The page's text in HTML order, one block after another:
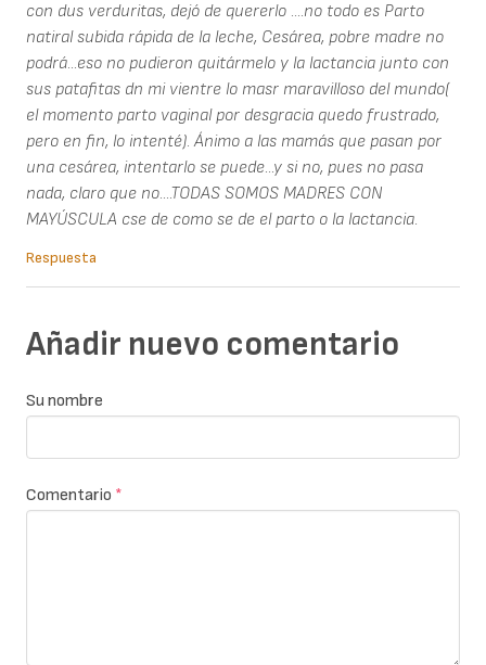
con dus verduritas, dejó de quererlo ....no todo es Parto
natiral subida rápida de la leche, Cesárea, pobre madre no
podrá...eso no pudieron quitármelo y la lactancia junto con
sus patafitas dn mi vientre lo masr maravilloso del mundo(
el momento parto vaginal por desgracia quedo frustrado,
pero en fin, lo intenté). Ánimo a las mamás que pasan por
una cesárea, intentarlo se puede...y si no, pues no pasa
nada, claro que no....TODAS SOMOS MADRES CON
MAYÚSCULA cse de como se de el parto o la lactancia.
Respuesta
Añadir nuevo comentario
Su nombre
Comentario *